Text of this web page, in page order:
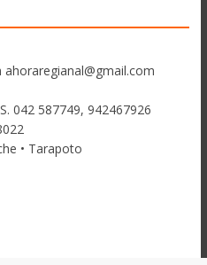
042 587749, 942467926
• Tarapoto